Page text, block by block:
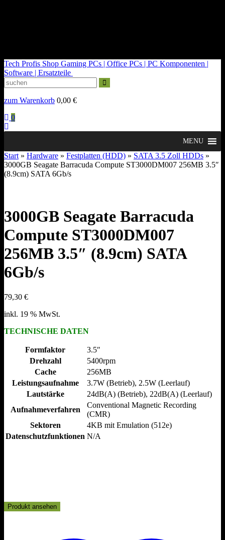
Tech Profis Shop Gaming PCs | Office PCs | PC Komponenten |
Software | Ersatzteile
zum Warenkorb 0,00 €
0
MENU
Start » Hardware » Festplatten (HDD) » SATA 3.5 Zoll HDDs »
3000GB Seagate Barracuda Compute ST3000DM007 256MB 3.5″
(8.9cm) SATA 6Gb/s
3000GB Seagate Barracuda
Compute ST3000DM007
256MB 3.5″ (8.9cm) SATA
6Gb/s
79,30 €
inkl. 19 % MwSt.
TECHNISCHE DATEN
Formfaktor
3.5″
Drehzahl
5400rpm
Cache
256MB
Leistungsaufnahme
3.7W (Betrieb), 2.5W (Leerlauf)
Lautstärke
24dB(A) (Betrieb), 22dB(A) (Leerlauf)
Aufnahmeverfahren
Conventional Magnetic Recording
(CMR)
Sektoren
4KB mit Emulation (512e)
Datenschutzfunktionen N/​A
Produkt ansehen